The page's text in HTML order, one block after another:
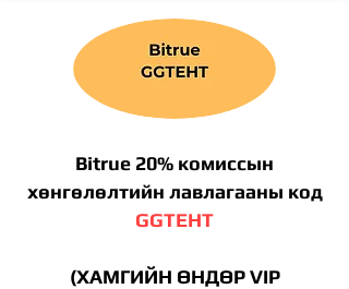
Bitrue 20% комиссын
хөнгөлөлтийн лавлагааны код
GGTEHT
(ХАМГИЙН ӨНДӨР VIP